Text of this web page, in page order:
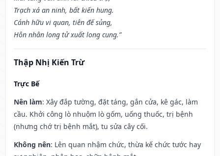
Trạch xá an ninh, bất kiến hung.
Cánh hữu vi quan, tiên đế sủng,
Hôn nhân long tử xuất long cung.”
Thập Nhị Kiến Trừ
Trực Bế
Nên làm: Xây đắp tường, đặt táng, gắn cửa, kê gác, làm
cầu. Khởi công lò nhuộm lò gốm, uống thuốc, trị bệnh
(nhưng chớ trị bệnh mắt), tu sửa cây cối.
Không nên: Lên quan nhậm chức, thừa kế chức tước hay